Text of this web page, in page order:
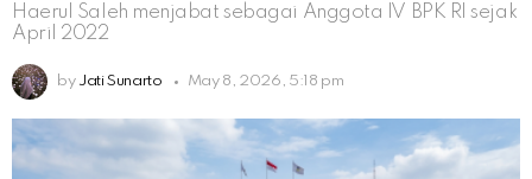
Haerul Saleh menjabat sebagai Anggota IV BPK RI sejak
April 2022
by Jati Sunarto May 8, 2026, 5:18 pm